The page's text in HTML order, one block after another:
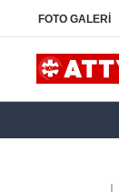
FOTO GALERİ